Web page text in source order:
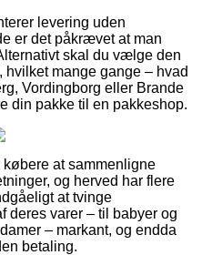
levering uden
er det påkrævet at man
skal du vælge den
mange gange – hvad
Vordingborg eller Brande
din pakke til en pakkeshop.
at sammenligne
og herved har flere
at tvinge
deres varer – til babyer og
– markant, og endda
betaling.